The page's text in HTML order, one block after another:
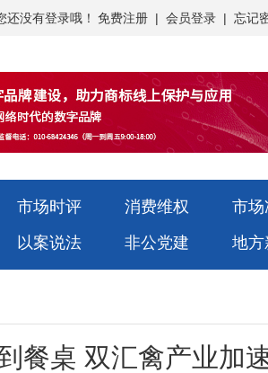
还没有登录哦！ 免费注册 | 会员登录 | 忘记
市场时评 消费维权 市场
以案说法 非公党建 地方
餐桌 双汇禽产业加